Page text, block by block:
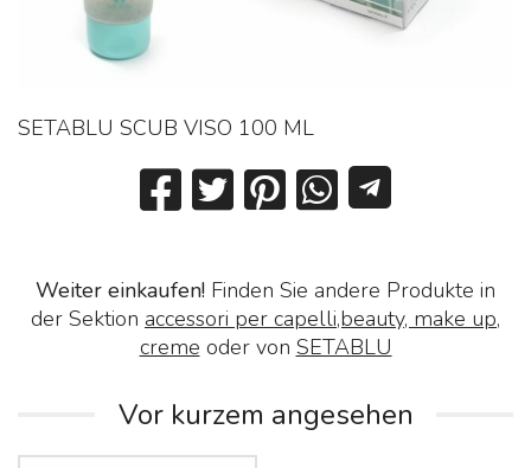
SETABLU SCUB VISO 100 ML
Weiter einkaufen! Finden Sie andere Produkte in
der Sektion accessori per capelli,beauty, make up,
creme oder von SETABLU
Vor kurzem angesehen